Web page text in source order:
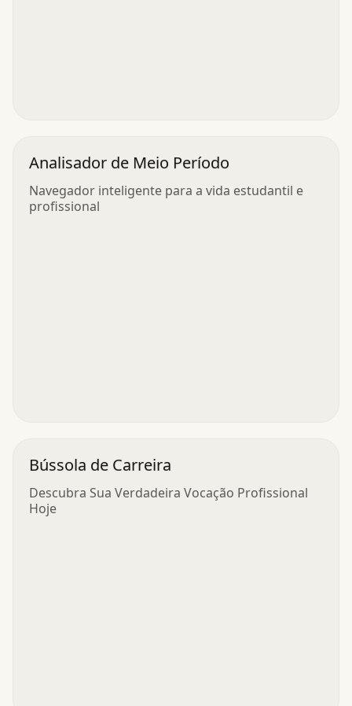
Analisador de Meio Período
Navegador inteligente para a vida estudantil e
profissional
Bússola de Carreira
Descubra Sua Verdadeira Vocação Profissional
Hoje